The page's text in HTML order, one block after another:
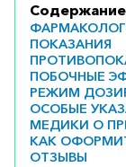
Содержание
ПОКАЗАНИЯ
ПОБОЧНЫЕ
РЕЖИМ
ОСОБЫЕ
МЕДИКИ О
КАК
ОТЗЫВЫ